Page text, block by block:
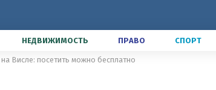
НЕДВИЖИМОСТЬ ПРАВО СПОРТ
Висле: посетить можно бесплатно